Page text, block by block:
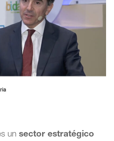
unsector estratégico